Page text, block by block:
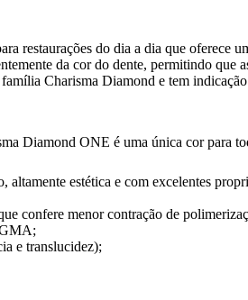
restaurações do dia a dia que oferece
da cor do dente, permitindo que
Charisma Diamond e tem
Diamond ONE é uma única cor para
estética e com excelentes
confere menor contração de
e translucidez);